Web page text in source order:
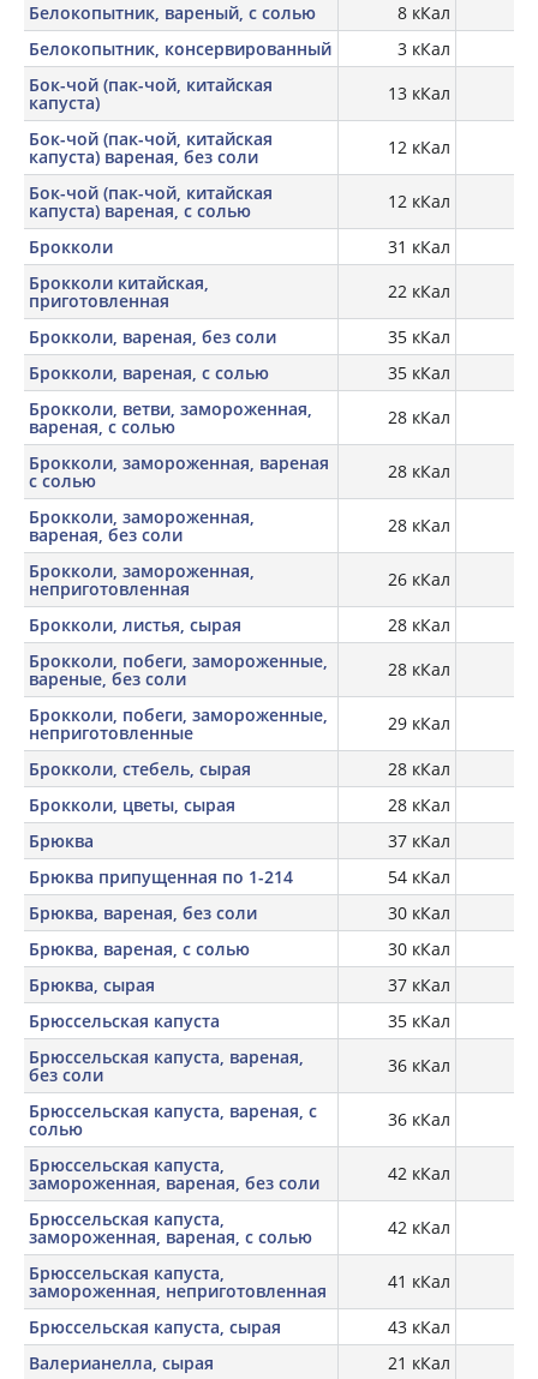
Белокопытник, вареный, с солью
8 кКал
Белокопытник, консервированный
3 кКал
Бок-чой (пак-чой, китайская
капуста) 13 кКал
Бок-чой (пак-чой, китайская
капуста) вареная, без соли 12 кКал
Бок-чой (пак-чой, китайская
капуста) вареная, с солью 12 кКал
Брокколи
31 кКал
Брокколи китайская,
приготовленная 22 кКал
Брокколи, вареная, без соли
35 кКал
Брокколи, вареная, с солью
35 кКал
Брокколи, ветви, замороженная,
вареная, с солью 28 кКал
Брокколи, замороженная, вареная
с солью 28 кКал
Брокколи, замороженная,
вареная, без соли 28 кКал
Брокколи, замороженная,
неприготовленная 26 кКал
Брокколи, листья, сырая
28 кКал
Брокколи, побеги, замороженные,
вареные, без соли 28 кКал
Брокколи, побеги, замороженные,
неприготовленные 29 кКал
Брокколи, стебель, сырая
28 кКал
Брокколи, цветы, сырая
28 кКал
Брюква
37 кКал
Брюква припущенная по 1-214
54 кКал
Брюква, вареная, без соли
30 кКал
Брюква, вареная, с солью
30 кКал
Брюква, сырая
37 кКал
Брюссельская капуста
35 кКал
Брюссельская капуста, вареная,
без соли 36 кКал
Брюссельская капуста, вареная, с
солью 36 кКал
Брюссельская капуста,
замороженная, вареная, без соли 42 кКал
Брюссельская капуста,
замороженная, вареная, с солью 42 кКал
Брюссельская капуста,
замороженная, неприготовленная 41 кКал
Брюссельская капуста, сырая
43 кКал
Валерианелла, сырая
21 кКал